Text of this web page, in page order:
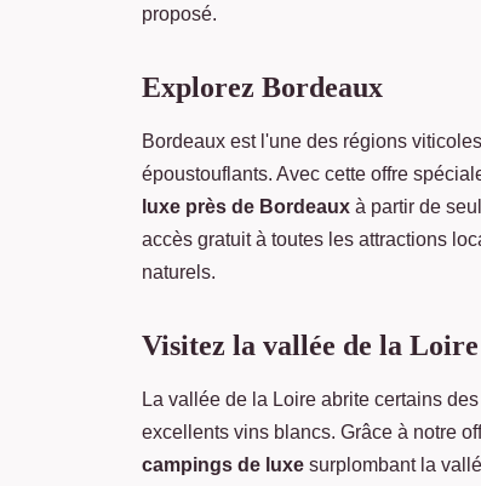
proposé.
Explorez Bordeaux
Bordeaux est l'une des régions
époustouflants. Avec cette offre
luxe près de Bordeaux à partir de
accès gratuit à toutes les attractions
naturels.
Visitez la vallée de la Loire
La vallée de la Loire abrite certains
excellents vins blancs. Grâce à notre
campings de luxe surplombant la